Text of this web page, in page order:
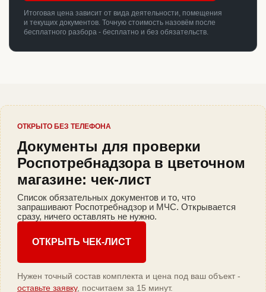
Итоговая цена зависит от вида деятельности, помещения
и текущих документов. Точную стоимость назовём после
бесплатного разбора - бесплатно и без обязательств.
ОТКРЫТО БЕЗ ТЕЛЕФОНА
Документы для проверки
Роспотребнадзора в цветочном
магазине: чек-лист
Список обязательных документов и то, что
запрашивают Роспотребнадзор и МЧС. Открывается
сразу, ничего оставлять не нужно.
ОТКРЫТЬ ЧЕК-ЛИСТ
Нужен точный состав комплекта и цена под ваш объект -
оставьте заявку, посчитаем за 15 минут.